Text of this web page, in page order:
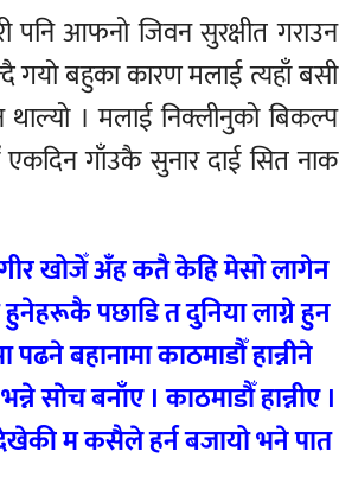
आफनो जिवन सुरक्षीत गराउन
बहुका कारण मलाई त्यहाँ बसी
। मलाई निक्लीनुको बिकल्प
गाँउकै सुनार दाई सित नाक
खोजेँ अँह कतै केहि मेसो लागेन
पछाडि त दुनिया लाग्ने हुन
बहानामा काठमाडौँ हान्नीने
साेच बनाँए । काठमाडाैँ हान्नीए ।
म कसैले हर्न बजायो भने पात